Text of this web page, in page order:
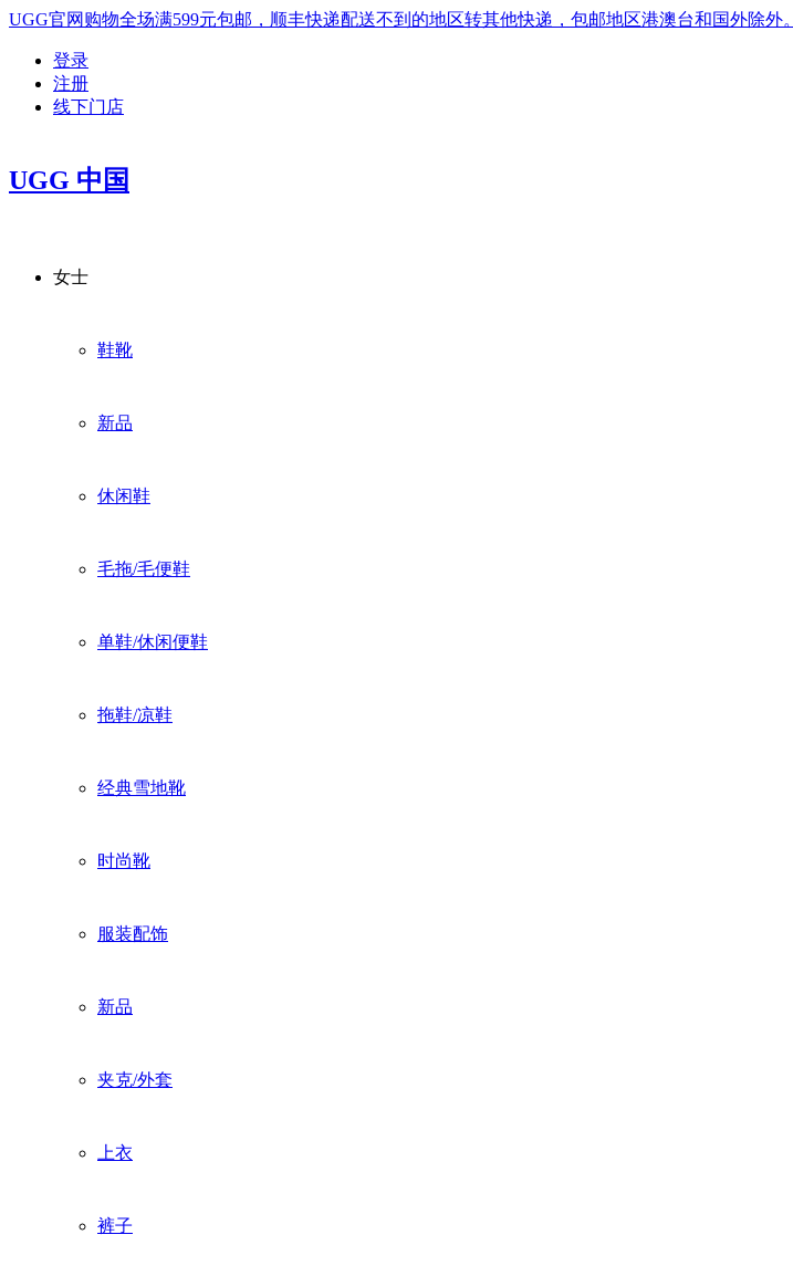
UGG官网购物全场满599元包邮，顺丰快递配送不到的地区转其他快递，包邮地区港澳台和国外除外。
登录
注册
线下门店
UGG 中国
女士
鞋靴
新品
休闲鞋
毛拖/毛便鞋
单鞋/休闲便鞋
拖鞋/凉鞋
经典雪地靴
时尚靴
服装配饰
新品
夹克/外套
上衣
裤子